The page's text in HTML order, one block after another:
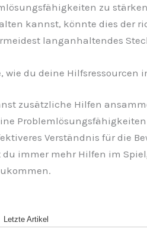
zu
kannst, könnte dies der
langanhaltendes
wie du deine Hilfsressourcen
zusätzliche Hilfen
Verständnis für die
immer mehr Hilfen im
Letzte Artikel